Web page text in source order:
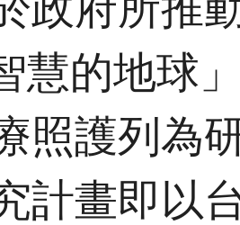
慧的地球
照護列為
計畫即以